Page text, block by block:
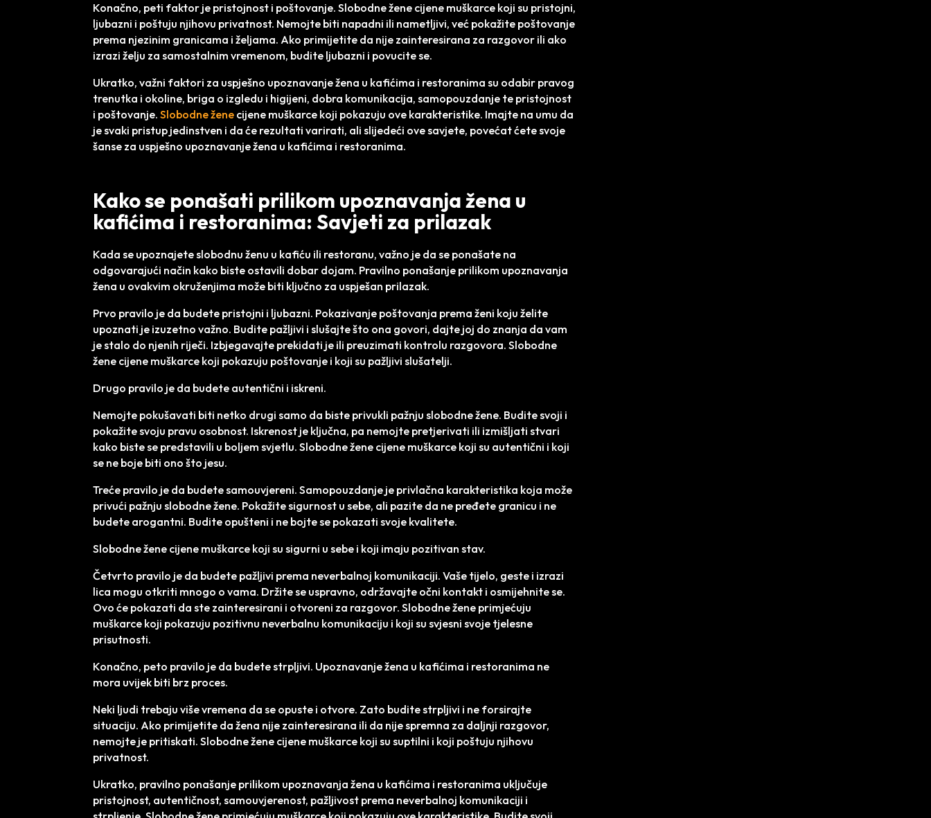
Konačno, peti faktor je pristojnost i poštovanje. Slobodne žene cijene muškarce koji su pristojni,
ljubazni i poštuju njihovu privatnost. Nemojte biti napadni ili nametljivi, već pokažite poštovanje
prema njezinim granicama i željama. Ako primijetite da nije zainteresirana za razgovor ili ako
izrazi želju za samostalnim vremenom, budite ljubazni i povucite se.
Ukratko, važni faktori za uspješno upoznavanje žena u kafićima i restoranima su odabir pravog
trenutka i okoline, briga o izgledu i higijeni, dobra komunikacija, samopouzdanje te pristojnost
i poštovanje.Slobodne žene cijene muškarce koji pokazuju ove karakteristike. Imajte na umu da
je svaki pristup jedinstven i da će rezultati varirati, ali slijedeći ove savjete, povećat ćete svoje
šanse za uspješno upoznavanje žena u kafićima i restoranima.
Kako se ponašati prilikom upoznavanja žena u
kafićima i restoranima: Savjeti za prilazak
Kada se upoznajete slobodnu ženu u kafiću ili restoranu, važno je da se ponašate na
odgovarajući način kako biste ostavili dobar dojam. Pravilno ponašanje prilikom upoznavanja
žena u ovakvim okruženjima može biti ključno za uspješan prilazak.
Prvo pravilo je da budete pristojni i ljubazni. Pokazivanje poštovanja prema ženi koju želite
upoznati je izuzetno važno. Budite pažljivi i slušajte što ona govori, dajte joj do znanja da vam
je stalo do njenih riječi. Izbjegavajte prekidati je ili preuzimati kontrolu razgovora. Slobodne
žene cijene muškarce koji pokazuju poštovanje i koji su pažljivi slušatelji.
Drugo pravilo je da budete autentični i iskreni.
Nemojte pokušavati biti netko drugi samo da biste privukli pažnju slobodne žene. Budite svoji i
pokažite svoju pravu osobnost. Iskrenost je ključna, pa nemojte pretjerivati ili izmišljati stvari
kako biste se predstavili u boljem svjetlu. Slobodne žene cijene muškarce koji su autentični i koji
se ne boje biti ono što jesu.
Treće pravilo je da budete samouvjereni. Samopouzdanje je privlačna karakteristika koja može
privući pažnju slobodne žene. Pokažite sigurnost u sebe, ali pazite da ne pređete granicu i ne
budete arogantni. Budite opušteni i ne bojte se pokazati svoje kvalitete.
Slobodne žene cijene muškarce koji su sigurni u sebe i koji imaju pozitivan stav.
Četvrto pravilo je da budete pažljivi prema neverbalnoj komunikaciji. Vaše tijelo, geste i izrazi
lica mogu otkriti mnogo o vama. Držite se uspravno, održavajte očni kontakt i osmijehnite se.
Ovo će pokazati da ste zainteresirani i otvoreni za razgovor. Slobodne žene primjećuju
muškarce koji pokazuju pozitivnu neverbalnu komunikaciju i koji su svjesni svoje tjelesne
prisutnosti.
Konačno, peto pravilo je da budete strpljivi. Upoznavanje žena u kafićima i restoranima ne
mora uvijek biti brz proces.
Neki ljudi trebaju više vremena da se opuste i otvore. Zato budite strpljivi i ne forsirajte
situaciju. Ako primijetite da žena nije zainteresirana ili da nije spremna za daljnji razgovor,
nemojte je pritiskati. Slobodne žene cijene muškarce koji su suptilni i koji poštuju njihovu
privatnost.
Ukratko, pravilno ponašanje prilikom upoznavanja žena u kafićima i restoranima uključuje
pristojnost, autentičnost, samouvjerenost, pažljivost prema neverbalnoj komunikaciji i